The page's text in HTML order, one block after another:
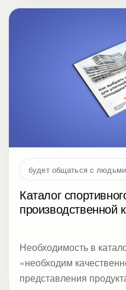
будет общаться с
Каталог
«необходим
представления
время в образе